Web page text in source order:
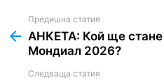
more
Предишна статия
АНКЕТА: Кой ще стане
Мондиал 2026?
Следваща статия